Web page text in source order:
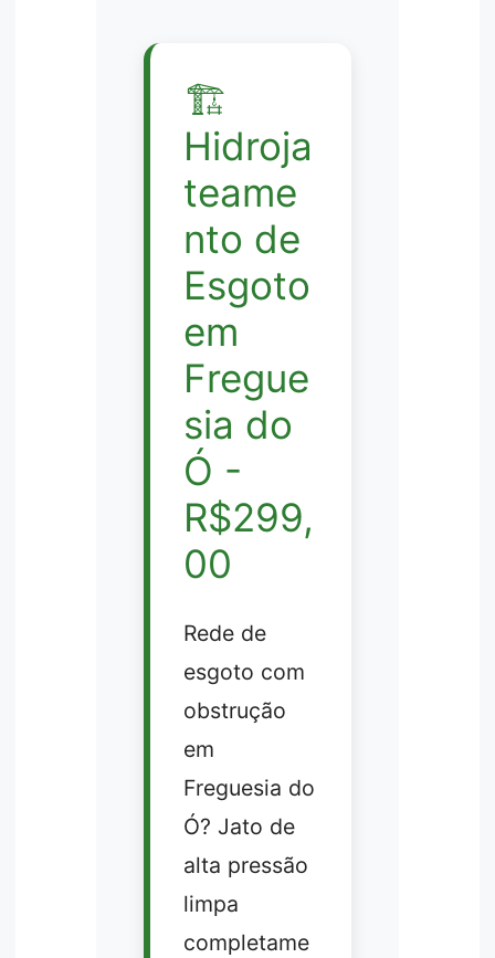
🏗️
Hidroja
teame
nto de
Esgoto
em
Fregue
sia do
Ó -
R$299,
00
Rede de
esgoto com
obstrução
em
Freguesia do
Ó? Jato de
alta pressão
limpa
completame